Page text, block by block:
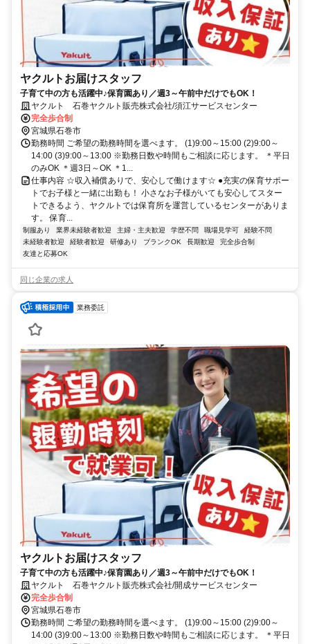
ヤクルトお届けスタッフ
子育て中の方も活躍中♪保育園あり／週3～午前中だけでもOK！
ヤクルト 石巻ヤクルト販売株式会社/須江サービスセンター
完全歩合制
宮城県石巻市
勤務時間 ご希望の勤務時間を選べます。 (1)9:00～15:00 (2)9:00～
14:00 (3)9:00～13:00 ※勤務日数や時間もご相談に応じます。 ＊平日
のみOK ＊週3日～OK ＊1...
仕事内容 ☆収入補償ありで、安心して働けます☆ ●充実の保育サポー
トでお子様と一緒に出勤も！ 小さなお子様がいても安心してスター
トできるよう、ヤクルトでは保育所を運営しているセンターがありま
す。 保育...
制服あり 業界未経験者歓迎 主婦・主夫歓迎 学歴不問 職場見学可
経験不問
未経験者歓迎
経験者歓迎 研修あり ブランクOK 長期歓迎
完全歩合制
友達と応募OK
同じ企業の求人
業務委託
ヤクルトお届けスタッフ
子育て中の方も活躍中♪保育園あり／週3～午前中だけでもOK！
ヤクルト 石巻ヤクルト販売株式会社/開成サービスセンター
完全歩合制
宮城県石巻市
勤務時間 ご希望の勤務時間を選べます。 (1)9:00～15:00 (2)9:00～
14:00 (3)9:00～13:00 ※勤務日数や時間もご相談に応じます。 ＊平日